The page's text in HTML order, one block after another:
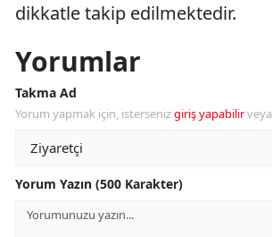
dikkatle takip edilmektedir.
Yorumlar
Takma Ad
Yorum yapmak için, istersenizgiriş yapabilirveya
Yorum Yazın (500 Karakter)